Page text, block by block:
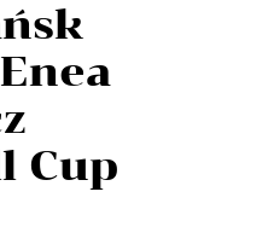
Cup